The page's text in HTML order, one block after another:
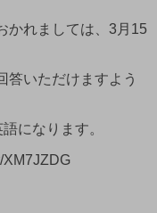
かれましては、3月15
答いただけますよう
になります。